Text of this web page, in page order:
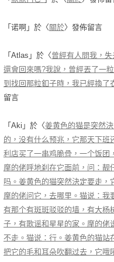
「 诺啊 」於〈 關於〉發佈留言
「 Atlas 」於〈曾經有人問我，
還會回來嗎?我說，曾經丟了一
到找回那粒釦子時，我已經換了
留言
「 Aki 」於〈姜黄色的猫是突然
的，没有什么预兆，它那天下班
利店买了一串鸡脆骨，一个饭团
摩的佬呼地刹在它面前，问：靓
吗。姜黄色的猫突然決定要走，
摩的佬问它，去哪里。猫说：我
有那个有斑斑驳驳的墙，有大杨
子，有歌谣和星星的家。摩的佬
不走。猫说：行。姜黄色的猫站
把它的毛和耳朵吹翻过去，它哦